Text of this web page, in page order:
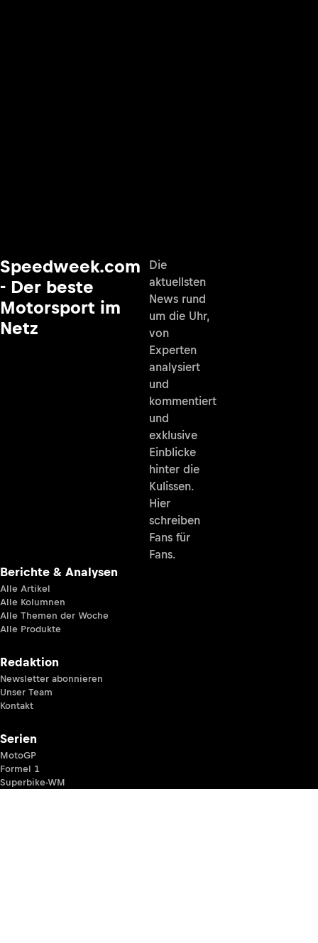
Speedweek.com
- Der beste
Motorsport im
Netz
Die
aktuellsten
News rund
um die Uhr,
von
Experten
analysiert
und
kommentiert
und
exklusive
Einblicke
hinter die
Kulissen.
Hier
schreiben
Fans für
Fans.
Berichte & Analysen
Alle Artikel
Alle Kolumnen
Alle Themen der Woche
Alle Produkte
Redaktion
Newsletter abonnieren
Unser Team
Kontakt
Serien
MotoGP
Formel 1
Superbike-WM